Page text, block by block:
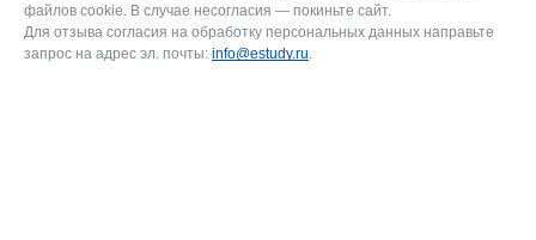
файлов cookie. В случае несогласия — покиньте сайт.
Для отзыва согласия на обработку персональных данных направьте
запрос на адрес эл. почты: info@estudy.ru